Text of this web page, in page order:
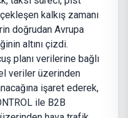
kalkış zamanı
doğrudan Avrupa
altını çizdi.
planı verilerine bağlı
veriler üzerinden
işaret ederek,
ile B2B